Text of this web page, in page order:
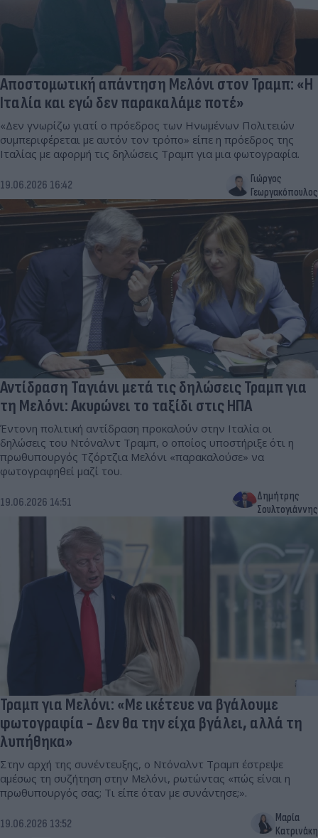
Αποστομωτική απάντηση Μελόνι στον Τραμπ: «Η
Ιταλία και εγώ δεν παρακαλάμε ποτέ»
«Δεν γνωρίζω γιατί ο πρόεδρος των Ηνωμένων Πολιτειών
συμπεριφέρεται με αυτόν τον τρόπο» είπε η πρόεδρος της
Ιταλίας με αφορμή τις δηλώσεις Τραμπ για μια φωτογραφία.
19.06.2026 16:42
Γιώργος
Γεωργακόπουλος
Αντίδραση Ταγιάνι μετά τις δηλώσεις Τραμπ για
τη Μελόνι: Ακυρώνει το ταξίδι στις ΗΠΑ
Έντονη πολιτική αντίδραση προκαλούν στην Ιταλία οι
δηλώσεις του Ντόναλντ Τραμπ, ο οποίος υποστήριξε ότι η
πρωθυπουργός Τζόρτζια Μελόνι «παρακαλούσε» να
φωτογραφηθεί μαζί του.
19.06.2026 14:51
Δημήτρης
Σουλτογιάννης
Τραμπ για Μελόνι: «Με ικέτευε να βγάλουμε
φωτογραφία - Δεν θα την είχα βγάλει, αλλά τη
λυπήθηκα»
Στην αρχή της συνέντευξης, ο Ντόναλντ Τραμπ έστρεψε
αμέσως τη συζήτηση στην Μελόνι, ρωτώντας «πώς είναι η
πρωθυπουργός σας; Τι είπε όταν με συνάντησε;».
19.06.2026 13:52
Μαρία
Κατρινάκη